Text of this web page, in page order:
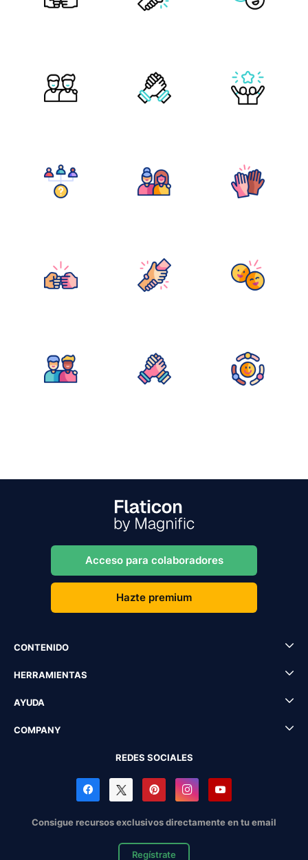
Acceso para colaboradores
Hazte premium
CONTENIDO
HERRAMIENTAS
AYUDA
COMPANY
REDES SOCIALES
Consigue recursos exclusivos directamente en tu email
Regístrate